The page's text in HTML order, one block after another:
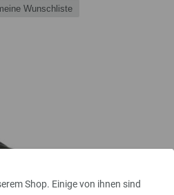
Shop. Einige von ihnen sind
Wunschliste